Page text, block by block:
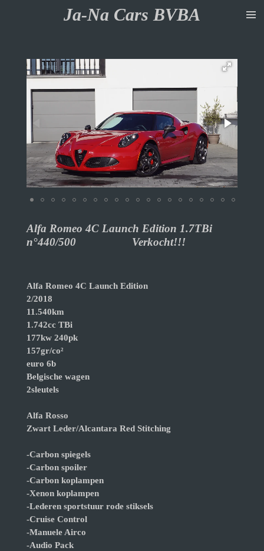
hoofdinhoud
Ja-Na Cars BVBA
Alfa Romeo 4C Launch Edition 1.7TBi
n°440/500 Verkocht!!!
Alfa Romeo 4C Launch Edition
2/2018
11.540km
1.742cc TBi
177kw 240pk
157gr/co²
euro 6b
Belgische wagen
2sleutels
Alfa Rosso
Zwart Leder/Alcantara Red Stitching
-Carbon spiegels
-Carbon spoiler
-Carbon koplampen
-Xenon koplampen
-Lederen sportstuur rode stiksels
-Cruise Control
-Manuele Airco
-Audio Pack